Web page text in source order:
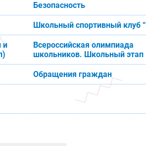
Безопасность
Школьный спортивный клуб
и
Всероссийская олимпиада
школьников. Школьный этап
Обращения граждан